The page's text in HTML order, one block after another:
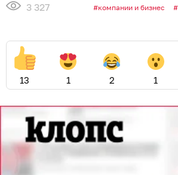
3 327 компании и бизнес
13 1 2 1